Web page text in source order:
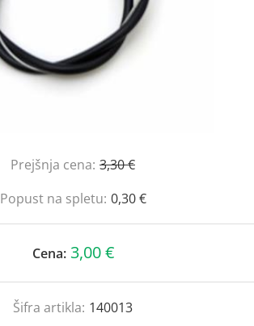
Prejšnja cena: 3,30 €
Popust na spletu: 0,30 €
Cena: 3,00 €
Šifra artikla: 140013